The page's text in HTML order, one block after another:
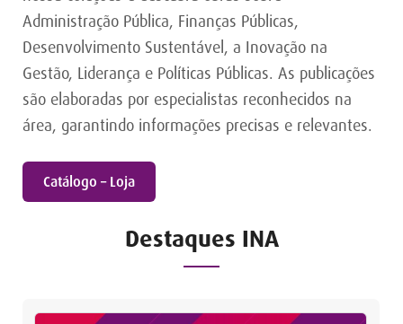
Administração Pública, Finanças Públicas,
Desenvolvimento Sustentável, a Inovação na
Gestão, Liderança e Políticas Públicas. As publicações
são elaboradas por especialistas reconhecidos na
área, garantindo informações precisas e relevantes.
Catálogo – Loja
Destaques INA